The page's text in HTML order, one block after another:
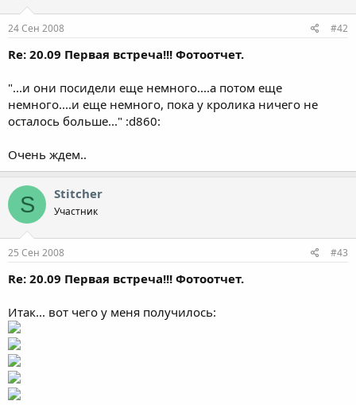
24 Сен 2008 #42
Re: 20.09 Первая встреча!!! Фотоотчет.
"...и они посидели еще немного....а потом еще
немного....и еще немного, пока у кролика ничего не
осталось больше..." :d860:
Очень ждем..
S Stitcher
Участник
25 Сен 2008 #43
Re: 20.09 Первая встреча!!! Фотоотчет.
Итак... вот чего у меня получилось: